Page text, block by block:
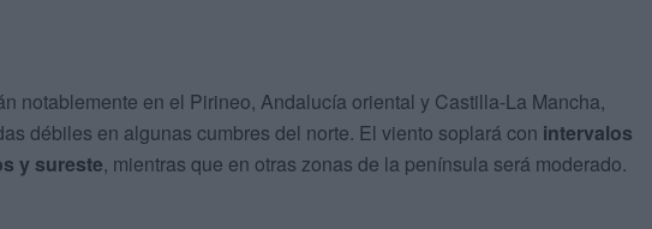
notablemente en el Pirineo, Andalucía oriental y Castilla-La Mancha,
débiles en algunas cumbres del norte. El viento soplará con intervalos
y sureste, mientras que en otras zonas de la península será moderado.